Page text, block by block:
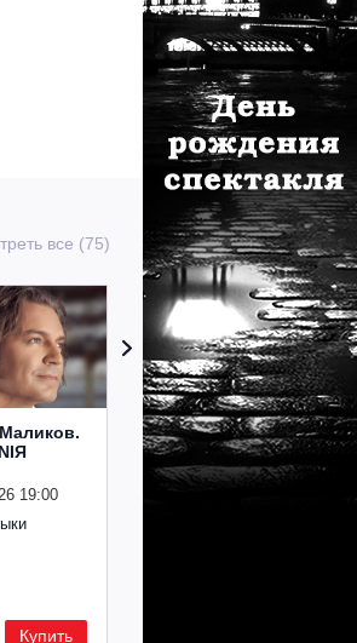
все (75)
19:00
Купить
Рождественский
концерт
Владимира